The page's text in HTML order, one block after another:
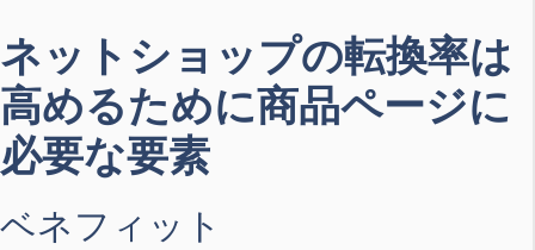
ネットショップの転換率は
高めるために商品ページに
必要な要素
ベネフィット